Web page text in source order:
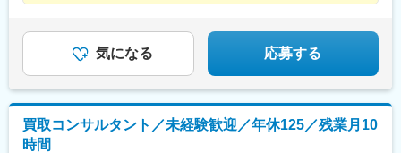
公園駅、蛍池駅、津久見駅、松浦駅、石橋駅(長崎県)、上田駅、小
作駅、和泉多摩川駅、井荻駅、阿波山川駅、石井駅(徳島県)、南小
松島駅、ゆいの杜東駅、高久駅、五位堂駅、富雄駅、西加積駅、
東野尻駅、ハーモニーホール駅、遠賀川駅、行橋駅、糸島高校前
駅、保原駅、会津若松駅、原ノ町駅、山陽網干駅、三木駅(神戸電
鉄線)、南小樽駅、稲積公園駅、苫小牧駅、和歌山港駅、淀屋橋
気になる 応募する
買取コンサルタント／未経験歓迎／年休125／残業月10
時間